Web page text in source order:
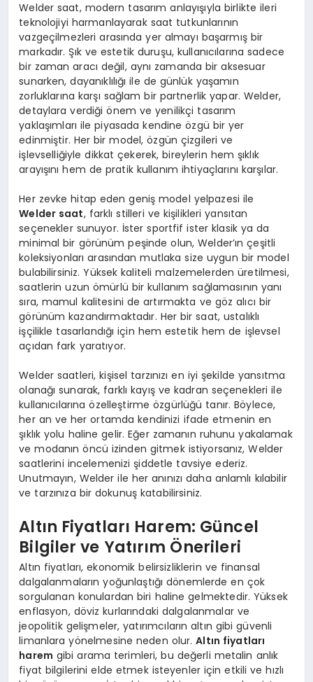
Welder saat, modern tasarım anlayışıyla birlikte ileri
teknolojiyi harmanlayarak saat tutkunlarının
vazgeçilmezleri arasında yer almayı başarmış bir
markadır. Şık ve estetik duruşu, kullanıcılarına sadece
bir zaman aracı değil, aynı zamanda bir aksesuar
sunarken, dayanıklılığı ile de günlük yaşamın
zorluklarına karşı sağlam bir partnerlik yapar. Welder,
detaylara verdiği önem ve yenilikçi tasarım
yaklaşımları ile piyasada kendine özgü bir yer
edinmiştir. Her bir model, özgün çizgileri ve
işlevselliğiyle dikkat çekerek, bireylerin hem şıklık
arayışını hem de pratik kullanım ihtiyaçlarını karşılar.
Her zevke hitap eden geniş model yelpazesi ile
Welder saat, farklı stilleri ve kişilikleri yansıtan
seçenekler sunuyor. İster sportfif ister klasik ya da
minimal bir görünüm peşinde olun, Welder’ın çeşitli
koleksiyonları arasından mutlaka size uygun bir model
bulabilirsiniz. Yüksek kaliteli malzemelerden üretilmesi,
saatlerin uzun ömürlü bir kullanım sağlamasının yanı
sıra, mamul kalitesini de artırmakta ve göz alıcı bir
görünüm kazandırmaktadır. Her bir saat, ustalıklı
işçilikle tasarlandığı için hem estetik hem de işlevsel
açıdan fark yaratıyor.
Welder saatleri, kişisel tarzınızı en iyi şekilde yansıtma
olanağı sunarak, farklı kayış ve kadran seçenekleri ile
kullanıcılarına özelleştirme özgürlüğü tanır. Böylece,
her an ve her ortamda kendinizi ifade etmenin en
şıklık yolu haline gelir. Eğer zamanın ruhunu yakalamak
ve modanın öncü izinden gitmek istiyorsanız, Welder
saatlerini incelemenizi şiddetle tavsiye ederiz.
Unutmayın, Welder ile her anınızı daha anlamlı kılabilir
ve tarzınıza bir dokunuş katabilirsiniz.
Altın Fiyatları Harem: Güncel
Bilgiler ve Yatırım Önerileri
Altın fiyatları, ekonomik belirsizliklerin ve finansal
dalgalanmaların yoğunlaştığı dönemlerde en çok
sorgulanan konulardan biri haline gelmektedir. Yüksek
enflasyon, döviz kurlarındaki dalgalanmalar ve
jeopolitik gelişmeler, yatırımcıların altın gibi güvenli
limanlara yönelmesine neden olur.Altın fiyatları
harem gibi arama terimleri, bu değerli metalin anlık
fiyat bilgilerini elde etmek isteyenler için etkili ve hızlı